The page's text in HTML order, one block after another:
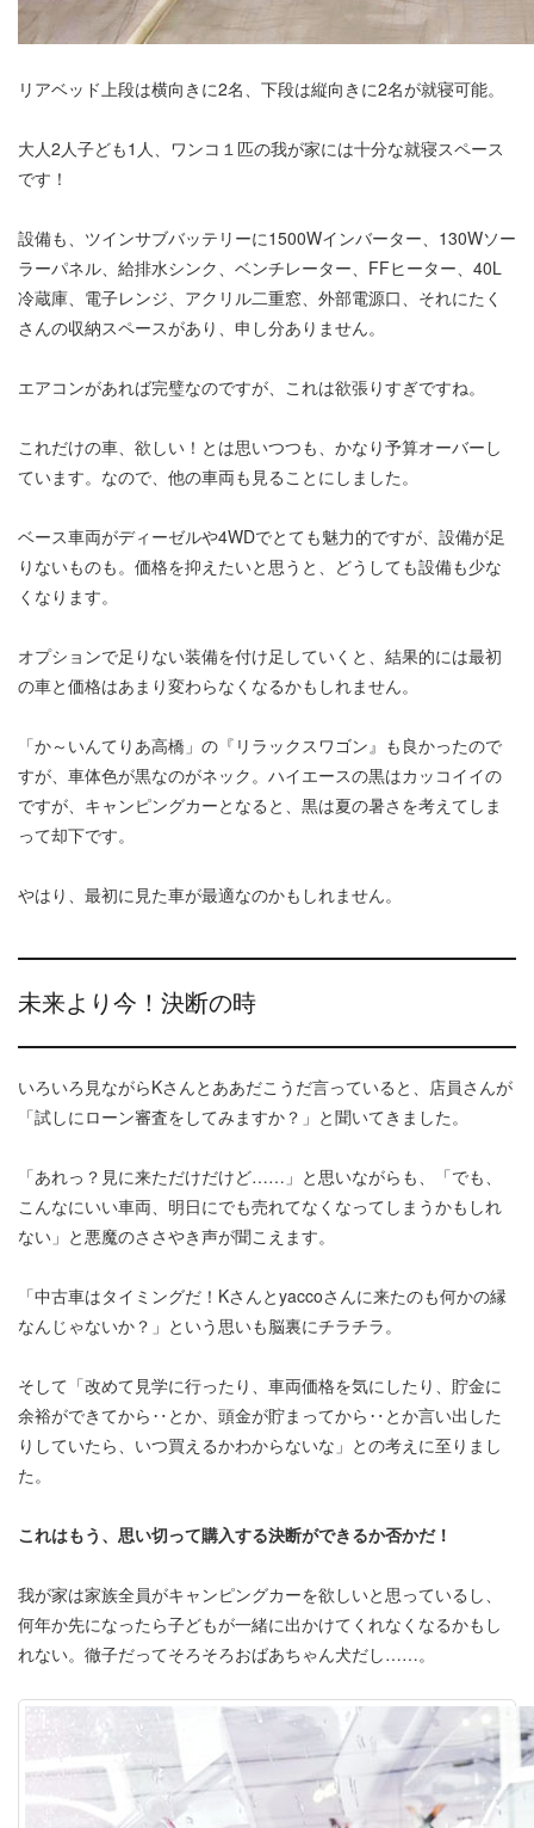
リアベッド上段は横向きに2名、下段は縦向きに2名が就寝可能。
大人2人子ども1人、ワンコ１匹の我が家には十分な就寝スペース
です！
設備も、ツインサブバッテリーに1500Wインバーター、130Wソー
ラーパネル、給排水シンク、ベンチレーター、FFヒーター、40L
冷蔵庫、電子レンジ、アクリル二重窓、外部電源口、それにたく
さんの収納スペースがあり、申し分ありません。
エアコンがあれば完璧なのですが、これは欲張りすぎですね。
これだけの車、欲しい！とは思いつつも、かなり予算オーバーし
ています。なので、他の車両も見ることにしました。
ベース車両がディーゼルや4WDでとても魅力的ですが、設備が足
りないものも。価格を抑えたいと思うと、どうしても設備も少な
くなります。
オプションで足りない装備を付け足していくと、結果的には最初
の車と価格はあまり変わらなくなるかもしれません。
「か～いんてりあ高橋」の『リラックスワゴン』も良かったので
すが、車体色が黒なのがネック。ハイエースの黒はカッコイイの
ですが、キャンピングカーとなると、黒は夏の暑さを考えてしま
って却下です。
やはり、最初に見た車が最適なのかもしれません。
未来より今！決断の時
いろいろ見ながらKさんとああだこうだ言っていると、店員さんが
「試しにローン審査をしてみますか？」と聞いてきました。
「あれっ？見に来ただけだけど……」と思いながらも、「でも、
こんなにいい車両、明日にでも売れてなくなってしまうかもしれ
ない」と悪魔のささやき声が聞こえます。
「中古車はタイミングだ！Kさんとyaccoさんに来たのも何かの縁
なんじゃないか？」という思いも脳裏にチラチラ。
そして「改めて見学に行ったり、車両価格を気にしたり、貯金に
余裕ができてから‥とか、頭金が貯まってから‥とか言い出した
りしていたら、いつ買えるかわからないな」との考えに至りまし
た。
これはもう、思い切って購入する決断ができるか否かだ！
我が家は家族全員がキャンピングカーを欲しいと思っているし、
何年か先になったら子どもが一緒に出かけてくれなくなるかもし
れない。徹子だってそろそろおばあちゃん犬だし……。